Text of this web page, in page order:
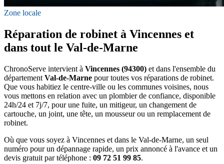
Zone locale
Réparation de robinet à Vincennes et
dans tout le Val-de-Marne
ChronoServe intervient à Vincennes (94300) et dans l'ensemble du
département Val-de-Marne pour toutes vos réparations de robinet.
Que vous habitiez le centre-ville ou les communes voisines, nous
vous mettons en relation avec un plombier de confiance, disponible
24h/24 et 7j/7, pour une fuite, un mitigeur, un changement de
cartouche, un joint, une tête, un mousseur ou un remplacement de
robinet.
Où que vous soyez à Vincennes et dans le Val-de-Marne, un seul
numéro pour un dépannage rapide, un prix annoncé à l'avance et un
devis gratuit par téléphone : 09 72 51 99 85.